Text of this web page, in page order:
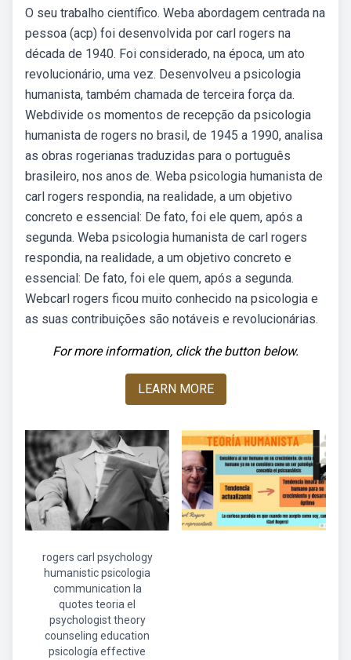
O seu trabalho científico. Weba abordagem centrada na
pessoa (acp) foi desenvolvida por carl rogers na
década de 1940. Foi considerado, na época, um ato
revolucionário, uma vez. Desenvolveu a psicologia
humanista, também chamada de terceira força da.
Webdivide os momentos de recepção da psicologia
humanista de rogers no brasil, de 1945 a 1990, analisa
as obras rogerianas traduzidas para o português
brasileiro, nos anos de. Weba psicologia humanista de
carl rogers respondia, na realidade, a um objetivo
concreto e essencial: De fato, foi ele quem, após a
segunda. Weba psicologia humanista de carl rogers
respondia, na realidade, a um objetivo concreto e
essencial: De fato, foi ele quem, após a segunda.
Webcarl rogers ficou muito conhecido na psicologia e
as suas contribuições são notáveis e revolucionárias.
For more information, click the button below.
LEARN MORE
rogers carl psychology
humanistic psicologia
communication la
quotes teoria el
psychologist theory
counseling education
psicología effective